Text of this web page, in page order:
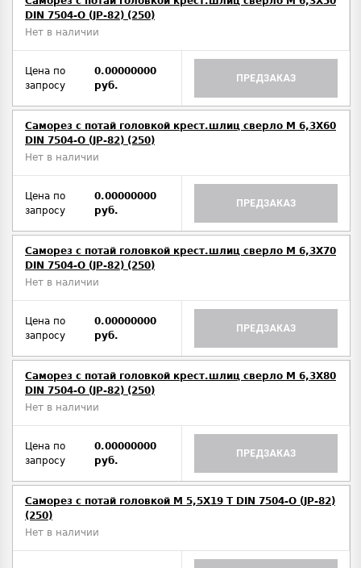
DIN 7504-O (JP-82) (250)
Нет в наличии
Цена по
запросу
0.00000000
руб.
ПРЕДЗАКАЗ
Саморез с потай головкой крест.шлиц сверло М 6,3Х60
DIN 7504-O (JP-82) (250)
Нет в наличии
Цена по
запросу
0.00000000
руб.
ПРЕДЗАКАЗ
Саморез с потай головкой крест.шлиц сверло М 6,3Х70
DIN 7504-O (JP-82) (250)
Нет в наличии
Цена по
запросу
0.00000000
руб.
ПРЕДЗАКАЗ
Саморез с потай головкой крест.шлиц сверло М 6,3Х80
DIN 7504-O (JP-82) (250)
Нет в наличии
Цена по
запросу
0.00000000
руб.
ПРЕДЗАКАЗ
Саморез с потай головкой М 5,5Х19 T DIN 7504-O (JP-82)
(250)
Нет в наличии